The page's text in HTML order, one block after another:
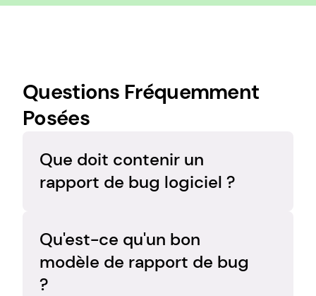
Questions Fréquemment
Posées
Que doit contenir un
rapport de bug logiciel ?
étapes de reproduction, les résultats
attendus/obtenus et les pièces jointes.
Qu'est-ce qu'un bon
modèle de rapport de bug
?